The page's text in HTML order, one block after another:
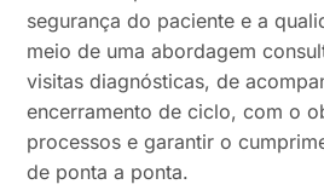
segurança do paciente e a
meio de uma abordagem
visitas diagnósticas, de
encerramento de ciclo, com o
processos e garantir o
de ponta a ponta.